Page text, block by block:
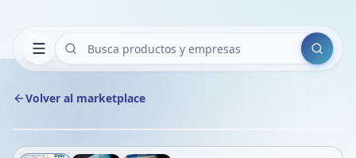
Buscar
Volver al marketplace
1/3